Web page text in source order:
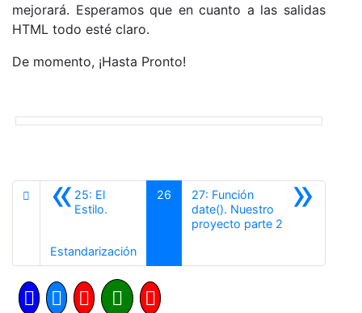
mejorará. Esperamos que en cuanto a las salidas
HTML todo esté claro.
De momento, ¡Hasta Pronto!
«25: El
Estilo.
EstandarizaciónAnterior
26 »
27: Función
date(). Nuestro
proyecto parte 2